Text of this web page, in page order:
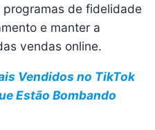
de fidelidade
e manter a
vendas online.
Vendidos no TikTok
Estão Bombando